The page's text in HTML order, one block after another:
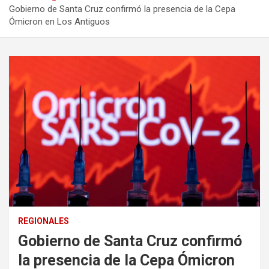
Gobierno de Santa Cruz confirmó la presencia de la Cepa
Ómicron en Los Antiguos
REGIONALES
Gobierno de Santa Cruz confirmó
la presencia de la Cepa Ómicron